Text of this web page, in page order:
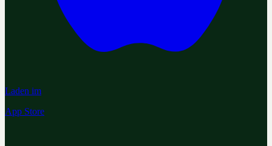
Laden im
App Store